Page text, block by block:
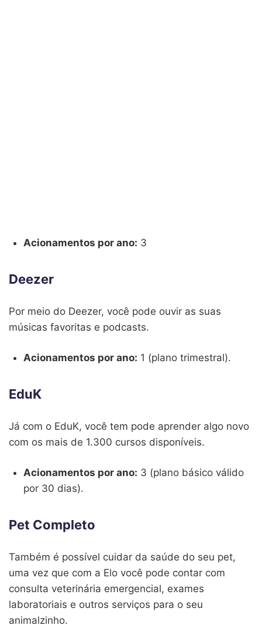
Acionamentos por ano: 3
Deezer
Por meio do Deezer, você pode ouvir as suas
músicas favoritas e podcasts.
Acionamentos por ano: 1 (plano trimestral).
EduK
Já com o EduK, você tem pode aprender algo novo
com os mais de 1.300 cursos disponíveis.
Acionamentos por ano: 3 (plano básico válido
por 30 dias).
Pet Completo
Também é possível cuidar da saúde do seu pet,
uma vez que com a Elo você pode contar com
consulta veterinária emergencial, exames
laboratoriais e outros serviços para o seu
animalzinho.